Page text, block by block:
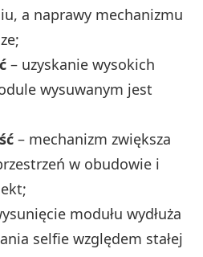
a naprawy mechanizmu
– uzyskanie wysokich
wysuwanym jest
– mechanizm zwiększa
w obudowie i
modułu wydłuża
selfie względem stałej